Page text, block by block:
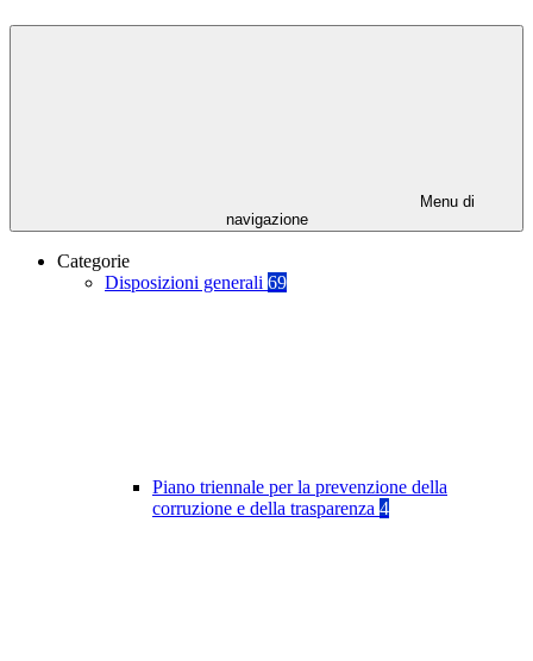
Menu di
navigazione
Categorie
Disposizioni generali 69
Piano triennale per la prevenzione della
corruzione e della trasparenza 4